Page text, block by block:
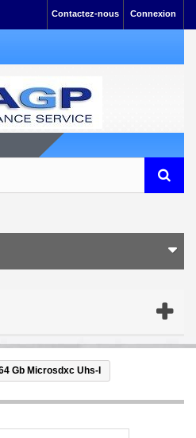
Connexion
Contactez-nous
Gb Microsdxc Uhs-I